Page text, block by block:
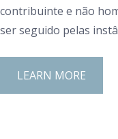
contribuinte e não
ser seguido pelas
LEARN MORE